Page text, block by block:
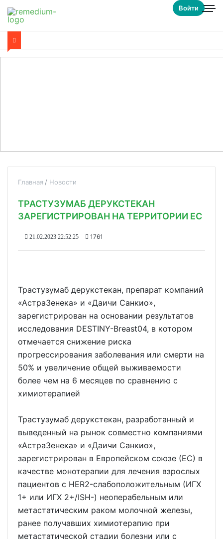
Войти
Главная Новости
ТРАСТУЗУМАБ ДЕРУКСТЕКАН
ЗАРЕГИСТРИРОВАН НА ТЕРРИТОРИИ ЕС
21.02.2023 22:52:25 1761
Трастузумаб дерукстекан, препарат компаний
«АстраЗенека» и «Даичи Санкио»,
зарегистрирован на основании результатов
исследования DESTINY-Breast04, в котором
отмечается снижение риска
прогрессирования заболевания или смерти на
50% и увеличение общей выживаемости
более чем на 6 месяцев по сравнению с
химиотерапией
Трастузумаб дерукстекан, разработанный и
выведенный на рынок совместно компаниями
«АстраЗенека» и «Даичи Санкио»,
зарегистрирован в Европейском союзе (ЕС) в
качестве монотерапии для лечения взрослых
пациентов с HER2-слабоположительным (ИГХ
1+ или ИГХ 2+/ISH-) неоперабельным или
метастатическим раком молочной железы,
ранее получавших химиотерапию при
метастатической стадии болезни или с